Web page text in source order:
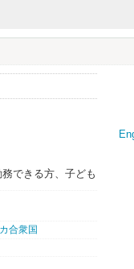
できる方、子ども
師のニーズが増え
仕事です。要US
reach their
合衆国